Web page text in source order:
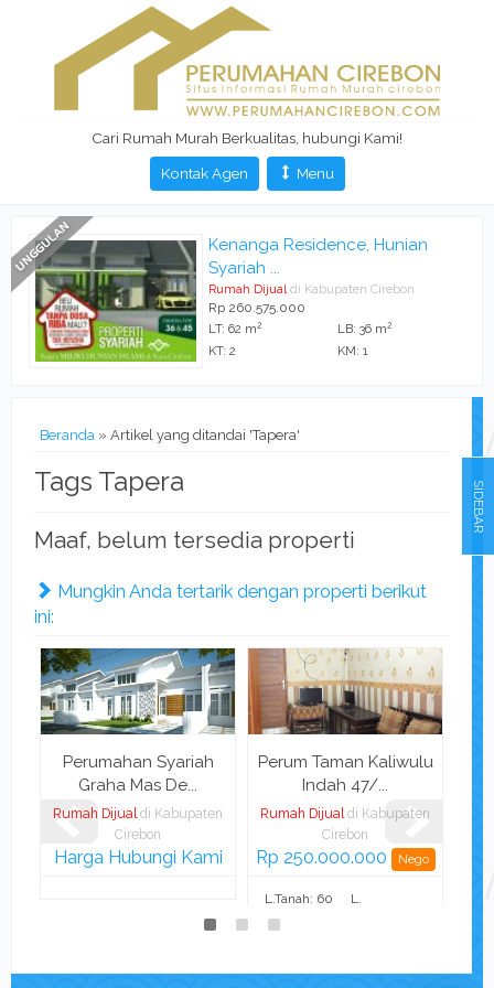
Cari Rumah Murah Berkualitas, hubungi Kami!
Kontak Agen
Menu
Kenanga Residence, Hunian
Syariah ...
Rumah Dijual di Kabupaten Cirebon
Rp 260.575.000
LT: 62 m 2 LB: 36 m2
KT: 2
Beranda » Artikel yang ditandai 'Tapera'
Tags Tapera
Maaf, belum tersedia properti
Mungkin Anda tertarik dengan properti berikut
ini:
Perumahan Syariah
Graha Mas De...
Rumah Dijual di Kabupaten
Cirebon
Harga Hubungi Kami
Perum Taman Kaliwulu
Indah 47/...
Rumah Dijual di Kabupaten
Cirebon
Rp 250.000.000 Nego
L.Tanah: 60
m
L.
SIDEBAR